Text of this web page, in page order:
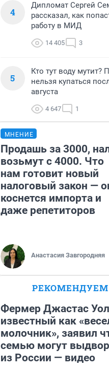
4
Дипломат Сергей
рассказал, как
работу в МИД
14 405 3
5
Кто тут воду мутит?
нельзя купаться
августа
4 647 1
МНЕНИЕ
Продашь за 3000,
возьмут с 4000. Что
нам готовит новый
налоговый закон —
коснется импорта и
даже репетиторов
Анастасия Завгородняя
РЕКОМЕНДУЕМ
Фермер Джастас
известный как
молочник», заявил
семью могут
из России — видео